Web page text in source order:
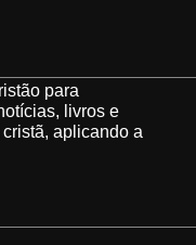
para
livros e
aplicando a